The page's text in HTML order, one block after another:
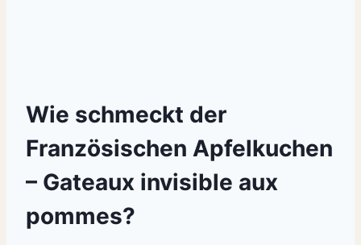
Wie schmeckt der
Französischen Apfelkuchen
– Gateaux invisible aux
pommes?